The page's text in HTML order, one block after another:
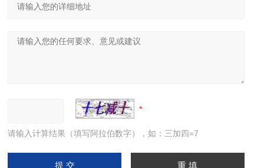
请输入计算结果（填写阿拉伯数字），如：三加四=7